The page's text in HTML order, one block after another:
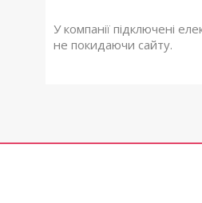
У компанії підключені
не покидаючи сайту.